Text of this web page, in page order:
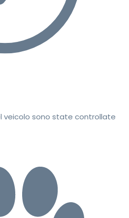
veicolo sono state controllate